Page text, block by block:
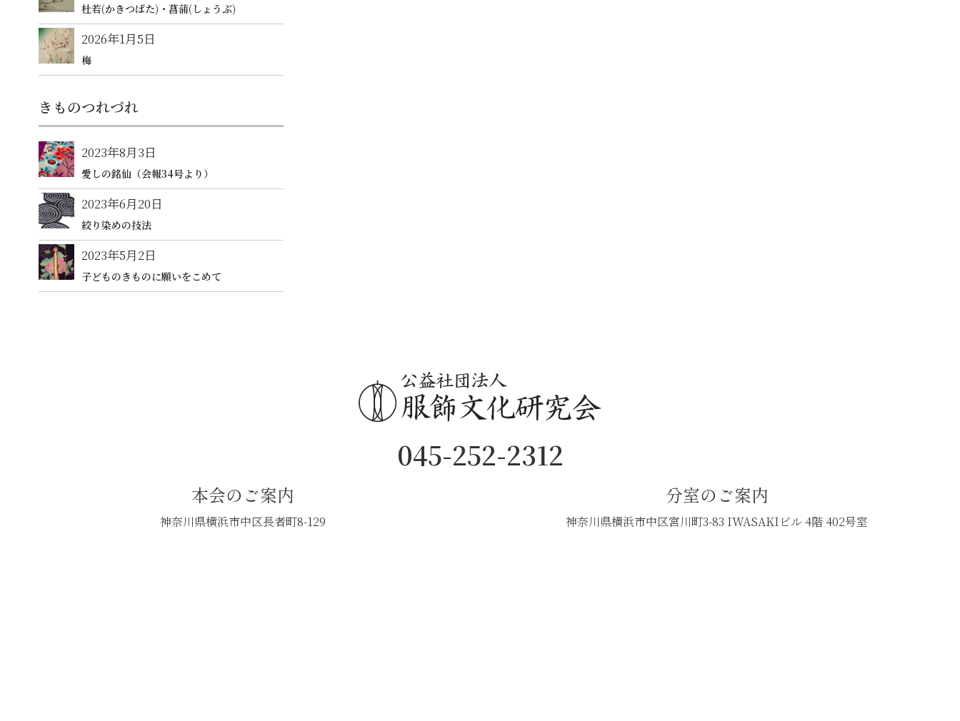
杜若(かきつばた)・菖蒲(しょうぶ)
2026年1月5日
梅
きものつれづれ
2023年8月3日
愛しの銘仙（会報34号より）
2023年6月20日
絞り染めの技法
2023年5月2日
子どものきものに願いをこめて
045-252-2312
本会のご案内
神奈川県横浜市中区長者町8-129
分室のご案内
神奈川県横浜市中区宮川町3-83 IWASAKIビル 4階 402号室